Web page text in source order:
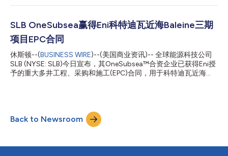
量的快速部署，并帮助全球领先的AI公司应对日益复杂的能源需
随着开发商致力于增加新的计算能力，许多人正在寻求表后
(behind-the-meter)电力解决方案，这种解决方案可以独立于传统
电网连接进行部署，同时随着电力需求的增长提高可靠性、效率和
灵活性。 SLB新能源与工业业务总裁Gavin Rennick表示：“AI基础
设施的瓶颈不再仅仅是计算能力，而在于能否按市场目前要求的时
间表交付基础设施和电力。通过整合互补的基础设施和电力能力，
我们将帮助开发商加速新数据中心容量的部署。” 根据计划中的联
SLB OneSubsea赢得Eni科特迪瓦近海Baleine三期
项目EPC合同
休斯顿--(BUSINESS WIRE)--(美国商业资讯)-- 全球能源科技公司
SLB (NYSE: SLB)今日宣布，其OneSubsea™合资企业已获得Eni授
予的重大多井工程、采购和施工(EPC)合同，用于科特迪瓦近海
地位。 该EPC合同范围包括水下采油树、脐带缆、管汇、多相流量
计和控制系统，以及安装、调试和全生命周期支持。这种一体化交
付模式旨在简化执行流程，并支持项目快速推进的开发进度。 SLB
兼具规模优势与执行确定性。凭借我们的海底生产系统技术，并依
Back to Newsroom